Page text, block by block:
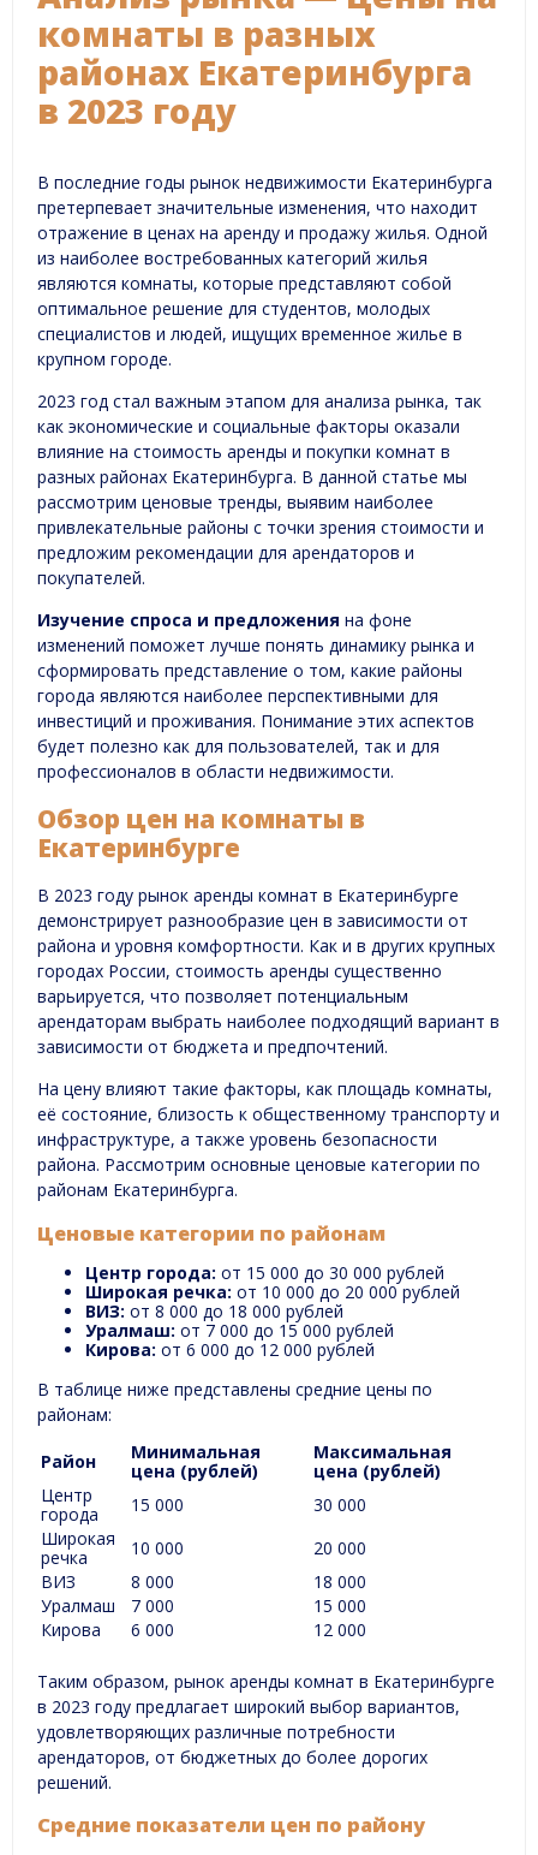
комнаты в разных
районах Екатеринбурга
в 2023 году
В последние годы рынок недвижимости Екатеринбурга
претерпевает значительные изменения, что находит
отражение в ценах на аренду и продажу жилья. Одной
из наиболее востребованных категорий жилья
являются комнаты, которые представляют собой
оптимальное решение для студентов, молодых
специалистов и людей, ищущих временное жилье в
крупном городе.
2023 год стал важным этапом для анализа рынка, так
как экономические и социальные факторы оказали
влияние на стоимость аренды и покупки комнат в
разных районах Екатеринбурга. В данной статье мы
рассмотрим ценовые тренды, выявим наиболее
привлекательные районы с точки зрения стоимости и
предложим рекомендации для арендаторов и
покупателей.
Изучение спроса и предложения на фоне
изменений поможет лучше понять динамику рынка и
сформировать представление о том, какие районы
города являются наиболее перспективными для
инвестиций и проживания. Понимание этих аспектов
будет полезно как для пользователей, так и для
профессионалов в области недвижимости.
Обзор цен на комнаты в
Екатеринбурге
В 2023 году рынок аренды комнат в Екатеринбурге
демонстрирует разнообразие цен в зависимости от
района и уровня комфортности. Как и в других крупных
городах России, стоимость аренды существенно
варьируется, что позволяет потенциальным
арендаторам выбрать наиболее подходящий вариант в
зависимости от бюджета и предпочтений.
На цену влияют такие факторы, как площадь комнаты,
её состояние, близость к общественному транспорту и
инфраструктуре, а также уровень безопасности
района. Рассмотрим основные ценовые категории по
районам Екатеринбурга.
Ценовые категории по районам
Центр города: от 15 000 до 30 000 рублей
Широкая речка: от 10 000 до 20 000 рублей
ВИЗ: от 8 000 до 18 000 рублей
Уралмаш: от 7 000 до 15 000 рублей
Кирова: от 6 000 до 12 000 рублей
В таблице ниже представлены средние цены по
районам:
Район
Минимальная
цена (рублей)
Максимальная
цена (рублей)
Центр
города
15 000
30 000
Широкая
речка
10 000
20 000
ВИЗ
8 000
18 000
Уралмаш
7 000
15 000
Кирова
6 000 12 000
Таким образом, рынок аренды комнат в Екатеринбурге
в 2023 году предлагает широкий выбор вариантов,
удовлетворяющих различные потребности
арендаторов, от бюджетных до более дорогих
решений.
Средние показатели цен по району